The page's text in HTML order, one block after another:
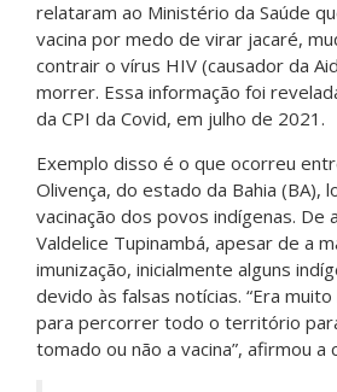
relataram ao Ministério da Saúde
vacina por medo de virar jacaré,
contrair o vírus HIV (causador da
morrer. Essa informação foi
da CPI da Covid, em julho de 2021.
Exemplo disso é o que ocorreu
Olivença, do estado da Bahia (BA),
vacinação dos povos indígenas. De
Valdelice Tupinambá, apesar de a
imunização, inicialmente alguns
devido às falsas notícias. “Era
para percorrer todo o território
tomado ou não a vacina”, afirmou a